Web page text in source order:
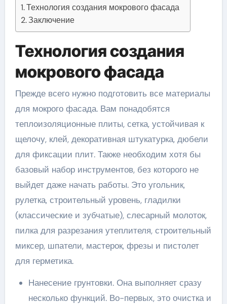
Технология создания мокрового фасада
Заключение
Технология создания
мокрового фасада
Прежде всего нужно подготовить все материалы
для мокрого фасада. Вам понадобятся
теплоизоляционные плиты, сетка, устойчивая к
щелочу, клей, декоративная штукатурка, дюбели
для фиксации плит. Также необходим хотя бы
базовый набор инструментов, без которого не
выйдет даже начать работы. Это угольник,
рулетка, строительный уровень, гладилки
(классические и зубчатые), слесарный молоток,
пилка для разрезания утеплителя, строительный
миксер, шпатели, мастерок, фрезы и пистолет
для герметика.
Нанесение грунтовки. Она выполняет сразу
несколько функций. Во-первых, это очистка и